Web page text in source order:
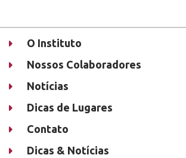
O Instituto
Nossos Colaboradores
Notícias
Dicas de Lugares
Contato
Dicas & Notícias